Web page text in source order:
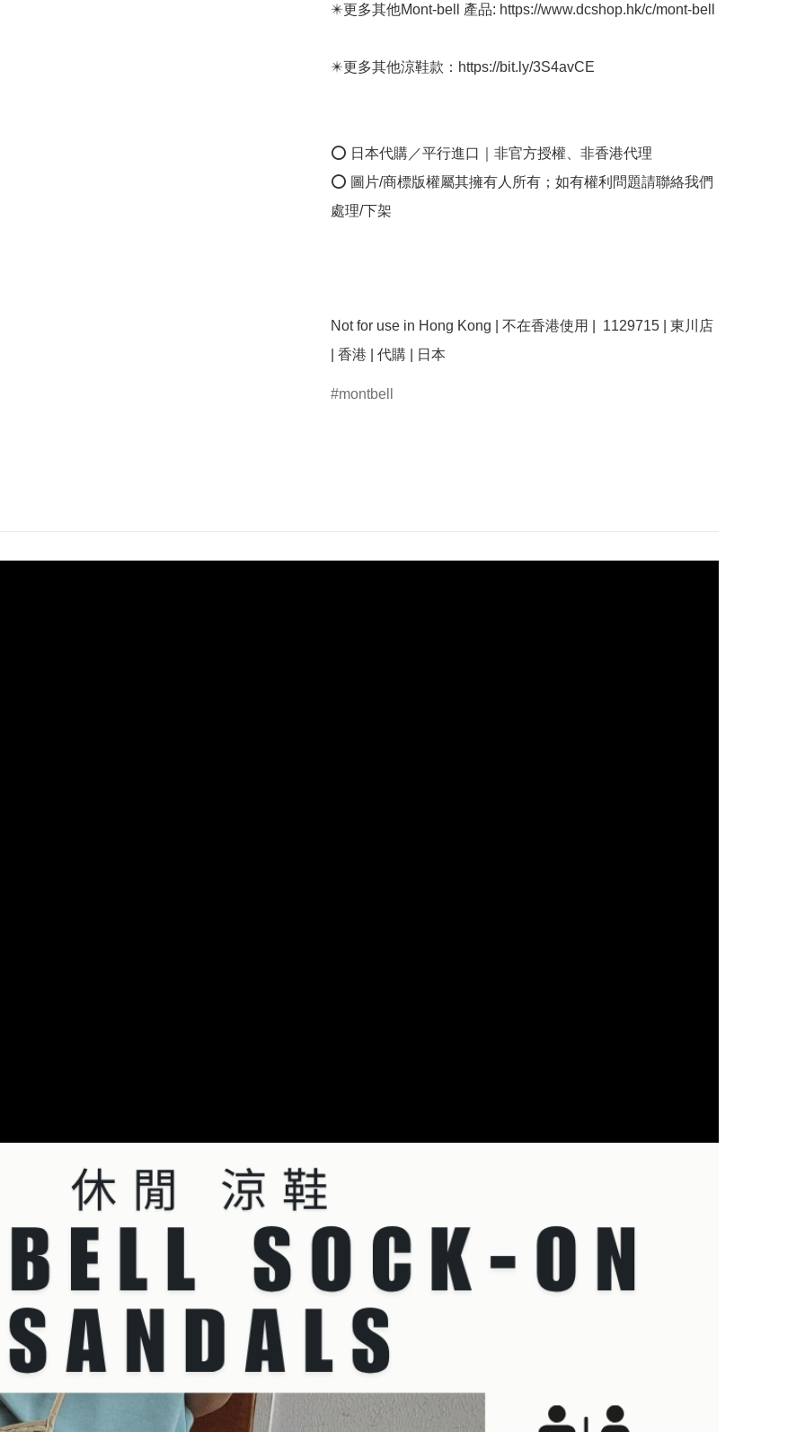
✴️更多其他Mont-bell 產品: https://www.dcshop.hk/c/mont-bell
✴️更多其他涼鞋款：https://bit.ly/3S4avCE
⭕ 日本代購／平行進口｜非官方授權、非香港代理
⭕ 圖片/商標版權屬其擁有人所有；如有權利問題請聯絡我們
處理/下架
Not for use in Hong Kong | 不在香港使用 |  1129715 | 東川店
| 香港 | 代購 | 日本
montbell